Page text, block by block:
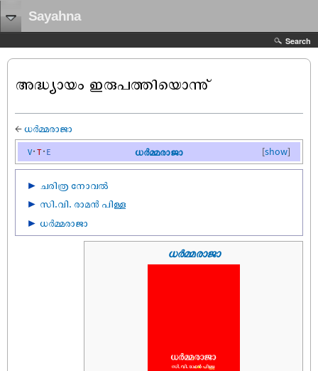
Sayahna
Search
അദ്ധ്യായം ഇരുപത്തിയൊന്നു്
←ധർമ്മരാജാ
[show]
v t e ധർമ്മരാജാ
► ചരിത്ര നോവൽ
► സി.വി. രാമൻ പിള്ള
► ധർമ്മരാജാ
ധർമ്മരാജാ